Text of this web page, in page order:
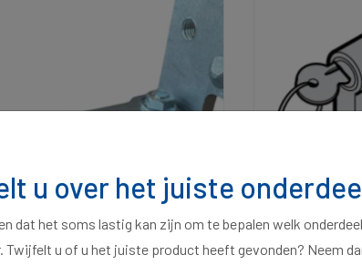
u over het juiste
dat het soms lastig kan zijn om te bepalen welk
Twijfelt u of u het juiste product heeft gevonden? Neem